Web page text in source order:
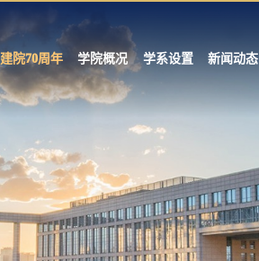
建院70周年
学院概况 学系设置 新闻动态